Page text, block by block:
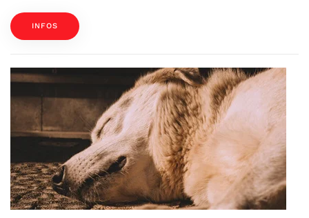
INFOS